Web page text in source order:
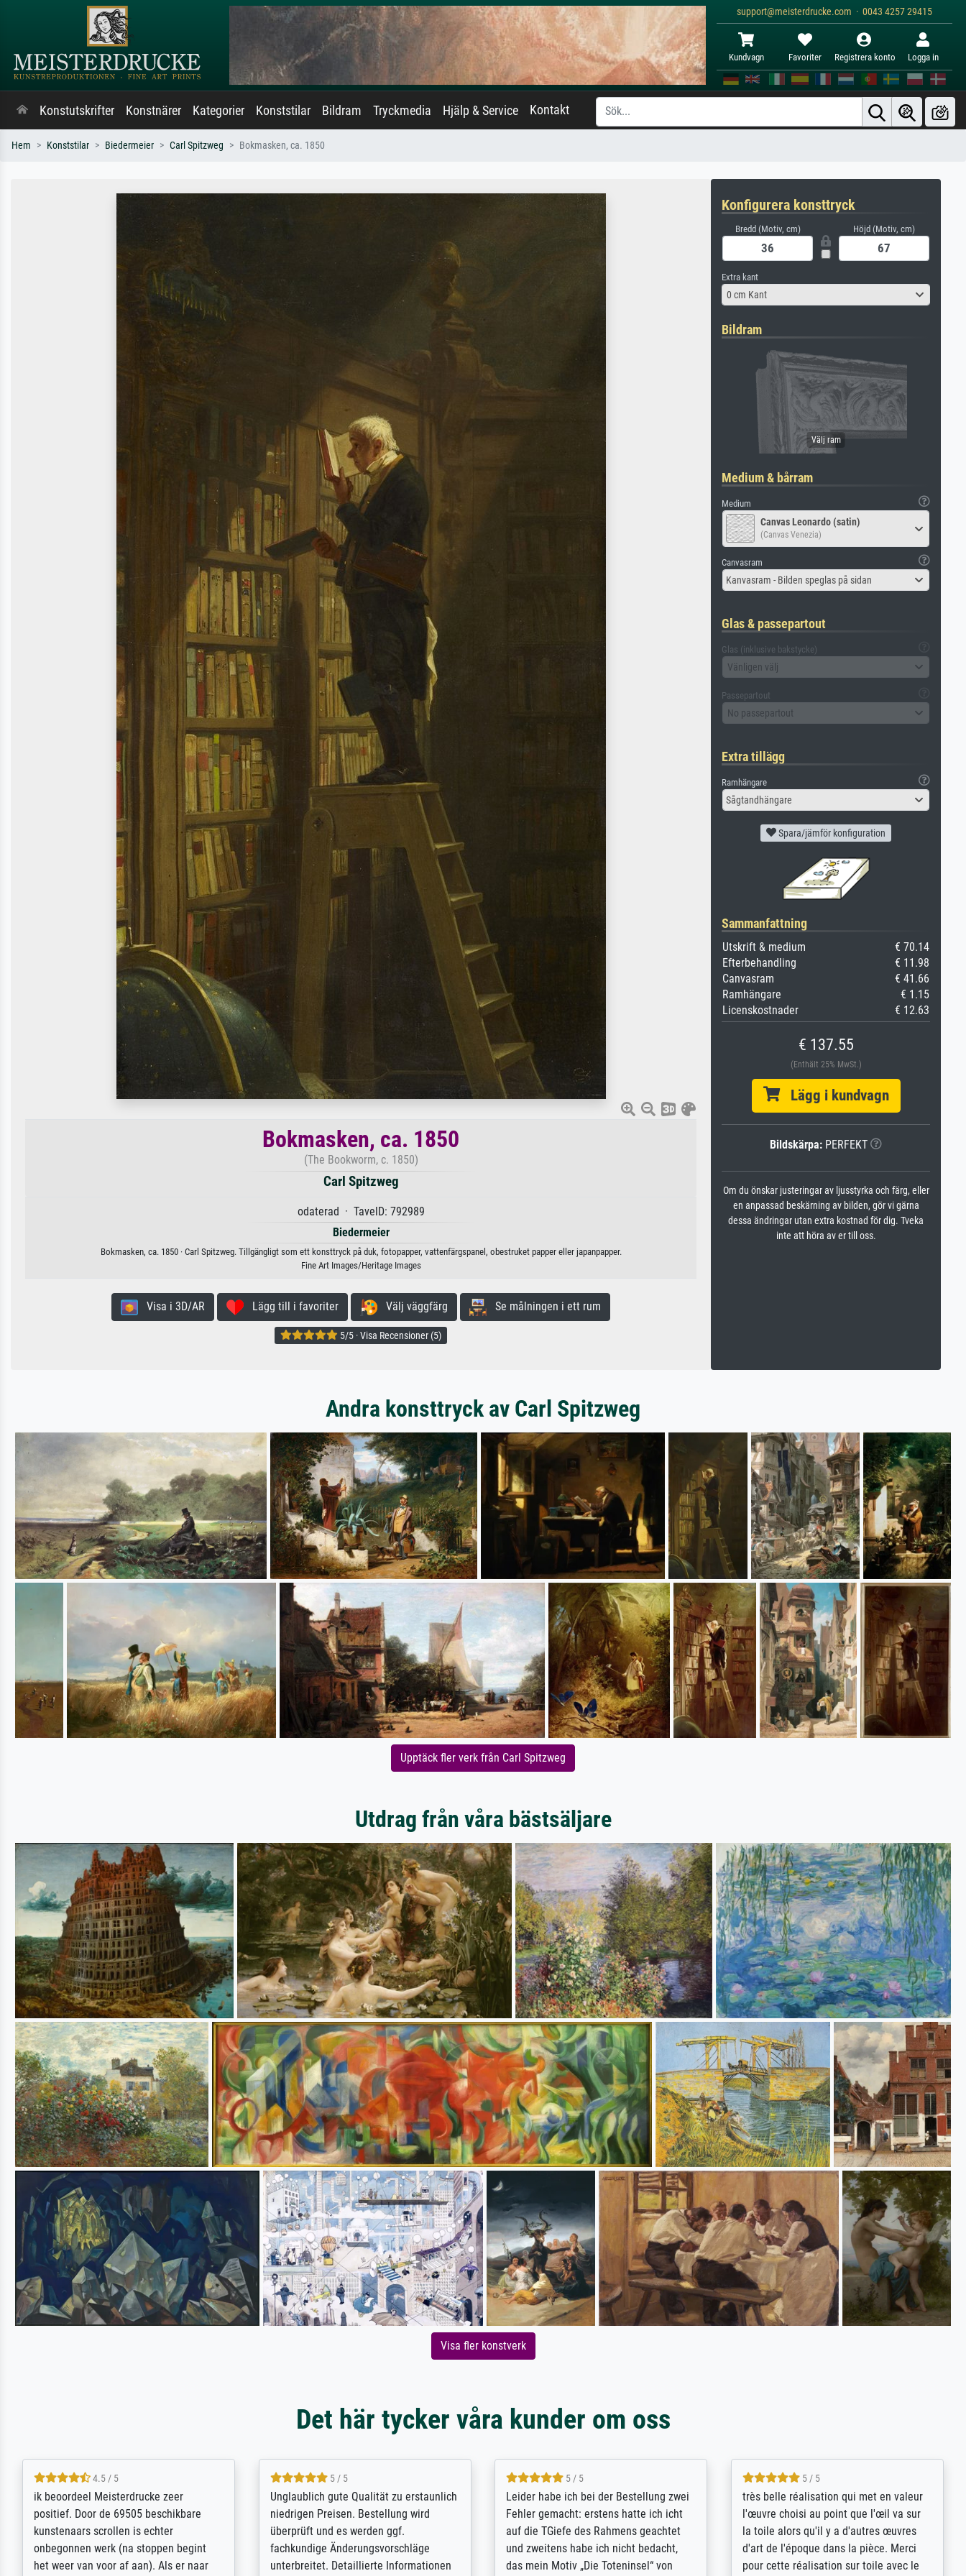
support@meisterdrucke.com · 0043 4257 29415
Kundvagn Favoriter Registrera konto Logga in
Konstutskrifter Konstnärer Kategorier Konststilar Bildram Tryckmedia Hjälp & Service Kontakt
Hem Konststilar Biedermeier Carl Spitzweg Bokmasken, ca. 1850
Bokmasken, ca. 1850
(The Bookworm, c. 1850)
Carl Spitzweg
odaterad · TavelD: 792989
Biedermeier
Bokmasken, ca. 1850 · Carl Spitzweg. Tillgängligt som ett konsttryck på duk, fotopapper, vattenfärgspanel, obestruket papper eller japanpapper.
Fine Art Images/Heritage Images
Visa i 3D/AR Lägg till i favoriter Välj väggfärg Se målningen i ett rum
5/5 · Visa Recensioner (5)
Konfigurera konsttryck
Bredd (Motiv, cm) Höjd (Motiv, cm)
Extra kant
0 cm Kant
Bildram
Medium & bårram
Medium
Canvas Leonardo (satin)
(Canvas Venezia)
Canvasram
Kanvasram - Bilden speglas på sidan
Glas & passepartout
Glas (inklusive bakstycke)
Vänligen välj
Passepartout
No passepartout
Extra tillägg
Ramhängare
Sågtandhängare
Spara/jämför konfiguration
Sammanfattning
Utskrift & medium
€ 70.14
Efterbehandling
€ 11.98
Canvasram
€ 41.66
Ramhängare
€ 1.15
Licenskostnader
€ 12.63
€ 137.55
(Enthält 25% MwSt.)
Lägg i kundvagn
Bildskärpa: PERFEKT
Om du önskar justeringar av ljusstyrka och färg, eller
en anpassad beskärning av bilden, gör vi gärna
dessa ändringar utan extra kostnad för dig. Tveka
inte att höra av er till oss.
Andra konsttryck av Carl Spitzweg
Upptäck fler verk från Carl Spitzweg
Utdrag från våra bästsäljare
Visa fler konstverk
Det här tycker våra kunder om oss
5 / 5
Die Zufriedenheit ist auch nicht dadurch
getrübt, dass das Bild entgegen einer
angegebenen Lieferanschrift (sollte
eine Überraschung für die normannische
Ehefrau sein zum Hochzeits- gleichzeitig
5 / 5
Excellent / Highly recommended. The
selection, ordering and payment process
were easy, shipping was efficient and
the item itself exceeds expectations. I
am based in the UK and found the site
5 / 5
The team at Meisterdrucke strives to
meet its clients demands, and provides
expert advice on how to obtain the best
results for the prints requested by the
client. The company has a vast
5 / 5
eine große Auswahl an Bildern und
deren Reproduktionsmöglichkeiten;
wurde sehr gut durch die einzelnen
Bestellkriterien geführt, verständliche
Erklärungen, z.B. mit Bilddarstellungen,